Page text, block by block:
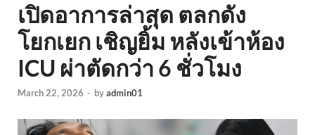
เปิดอาการล่าสุด ตลกดัง
โยกเยก เชิญยิ้ม หลังเข้าห้อง
ICU ผ่าตัดกว่า 6 ชั่วโมง
March 22, 2026 - byadmin01